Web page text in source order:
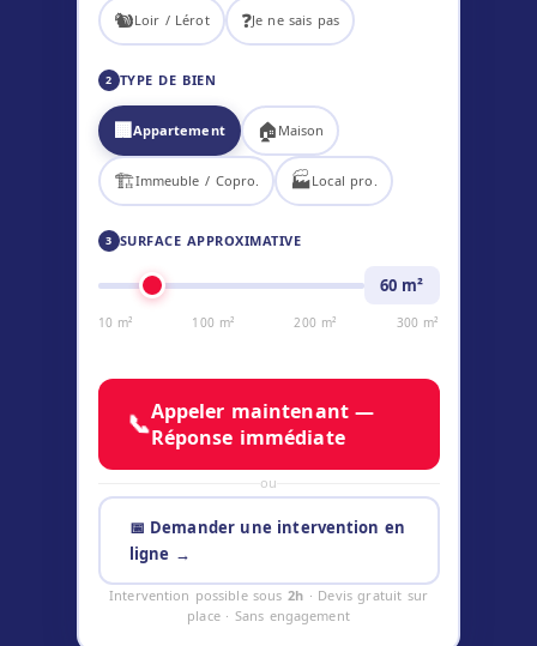
🐿️Loir / Lérot ❓Je ne sais pas
2 TYPE DE BIEN
🏢Appartement 🏠 Maison
🏗️Immeuble / Copro. 🏭Local pro.
3 SURFACE APPROXIMATIVE
60m²
10 m² 100 m² 200 m² 300 m²
📞Appeler maintenant —
Réponse immédiate
ou
📅 Demander une intervention en
ligne →
Intervention possible sous2h · Devis gratuit sur
place · Sans engagement